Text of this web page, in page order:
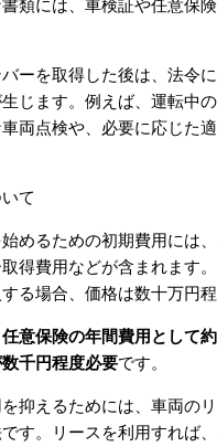
類には、車検証や任意保
ーを取得した後は、法令
じます。例えば、運転中
両点検や、必要に応じた
て
めるための初期費用には
得費用などが含まれます
る場合、価格は数十万円程
任意保険の年間費用として
千円程度必要です。
抑えるためには、車両の
す。リースを利用すれば